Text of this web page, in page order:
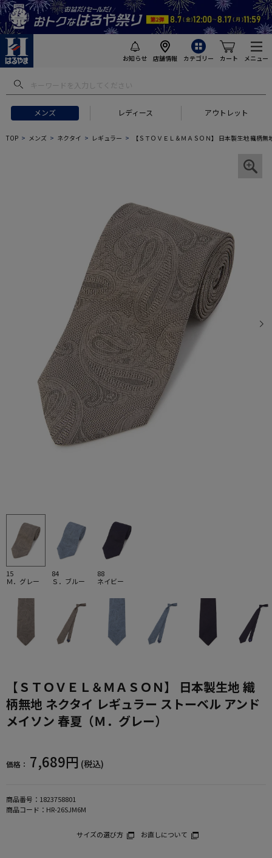
お知らせ 店舗情報 カテゴリー カート メニュー
メンズ レディース アウトレット
TOP メンズ ネクタイ レギュラー 【ＳＴＯＶＥＬ＆ＭＡＳＯＮ】 日本製生地 織柄
15
Ｍ．グレー
84
Ｓ．ブルー
88
ネイビー
【ＳＴＯＶＥＬ＆ＭＡＳＯＮ】 日本製生地 織
柄無地 ネクタイ レギュラー ストーベル アンド
メイソン 春夏（Ｍ．グレー）
価格： 7,689円 (税込)
商品番号： 1823758801
商品コード： HR-26SJM6M
サイズの選び方 お直しについて